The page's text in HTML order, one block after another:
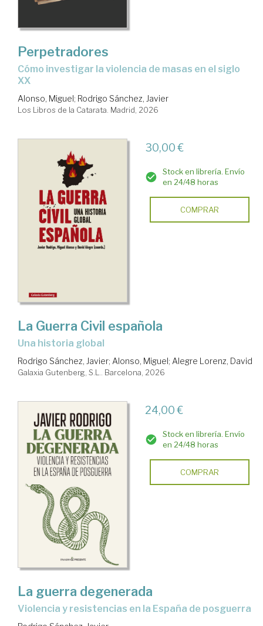
Perpetradores
Cómo investigar la violencia de masas en el siglo
XX
Alonso, Miguel; Rodrigo Sánchez, Javier
Los Libros de la Catarata. Madrid, 2026
30,00 €
Stock en librería. Envío
en 24/48 horas
COMPRAR
La Guerra Civil española
Una historia global
Rodrigo Sánchez, Javier; Alonso, Miguel; Alegre Lorenz, David
Galaxia Gutenberg, S.L.. Barcelona, 2026
24,00 €
Stock en librería. Envío
en 24/48 horas
COMPRAR
La guerra degenerada
Violencia y resistencias en la España de posguerra